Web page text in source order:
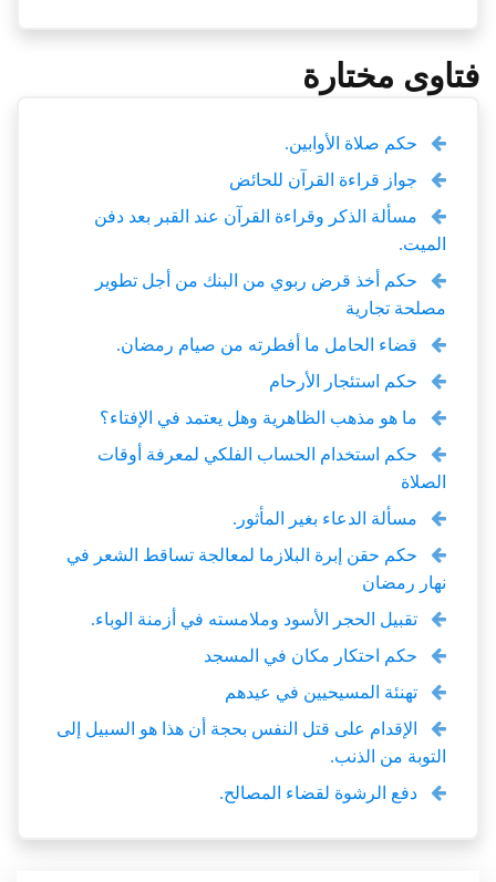
فتاوى مختارة
حكم صلاة الأوابين.
جواز قراءة القرآن للحائض
مسألة الذكر وقراءة القرآن عند القبر بعد دفن
الميت.
حكم أخذ قرض ربوي من البنك من أجل تطوير
مصلحة تجارية
قضاء الحامل ما أفطرته من صيام رمضان.
حكم استئجار الأرحام
ما هو مذهب الظاهرية وهل يعتمد في الإفتاء؟
حكم استخدام الحساب الفلكي لمعرفة أوقات
الصلاة
مسألة الدعاء بغير المأثور.
حكم حقن إبرة البلازما لمعالجة تساقط الشعر في
نهار رمضان
تقبيل الحجر الأسود وملامسته في أزمنة الوباء.
حكم احتكار مكان في المسجد
تهنئة المسيحيين في عيدهم
الإقدام على قتل النفس بحجة أن هذا هو السبيل إلى
التوبة من الذنب.
دفع الرشوة لقضاء المصالح.